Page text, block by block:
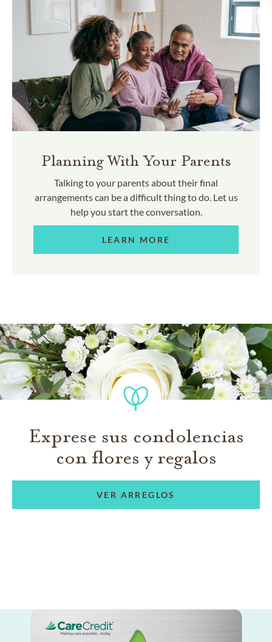
Planning With Your Parents
Talking to your parents about their final
arrangements can be a difficult thing to do. Let us
help you start the conversation.
LEARN MORE
Exprese sus condolencias
con flores y regalos
VER ARREGLOS